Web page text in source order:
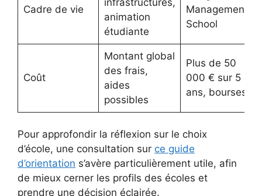
Cadre de vie
animation
étudiante
Management
School
Coût
Montant global
des frais,
aides
possibles
Plus de 50
000 € sur 5
ans, bourses
Pour approfondir la réflexion sur le choix
d’école, une consultation sur ce guide
d’orientation s’avère particulièrement utile, afin
de mieux cerner les profils des écoles et
prendre une décision éclairée.